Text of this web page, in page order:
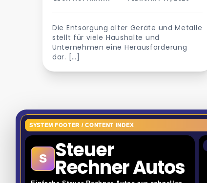
Die Entsorgung alter Geräte und Metalle
stellt für viele Haushalte und
Unternehmen eine Herausforderung
dar. […]
SYSTEM FOOTER / CONTENT INDEX
S Steuer
Rechner Autos